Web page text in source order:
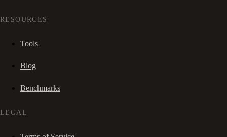
RESOURCES
Tools
Blog
Benchmarks
LEGAL